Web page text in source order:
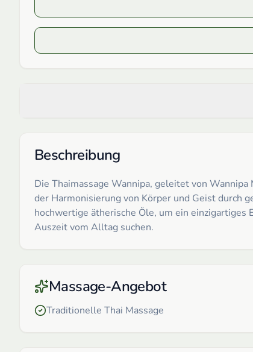
Beschreibung
Die Thaimassage Wannipa, geleitet von
der Harmonisierung von Körper und Geist durch
hochwertige ätherische Öle, um ein einzigartiges
Auszeit vom Alltag suchen.
Massage-Angebot
Traditionelle Thai Massage